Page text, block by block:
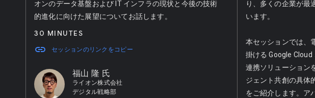
オンのデータ基盤および IT インフラの現状と今後の技術
的進化に向けた展望についてお話します。
30 MINUTES
link セッションのリンクをコピー
福山 隆 氏
ライオン株式会社
デジタル戦略部
り、多くの企業が最
います。
本セッションでは、
掛ける Google
連携ソリューション
ジェント共創の具体
をご紹介します。ア